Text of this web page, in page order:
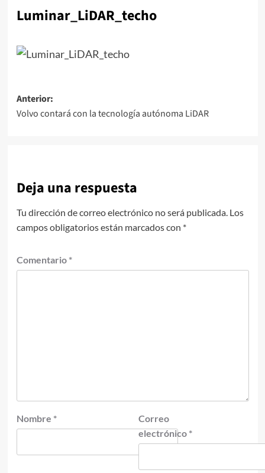
Luminar_LiDAR_techo
Navegación
de
Anterior:
Volvo contará con la tecnología autónoma LiDAR
Deja una respuesta
Tu dirección de correo electrónico no será publicada. Los
campos obligatorios están marcados con *
Comentario *
Nombre *
Correo
electrónico *